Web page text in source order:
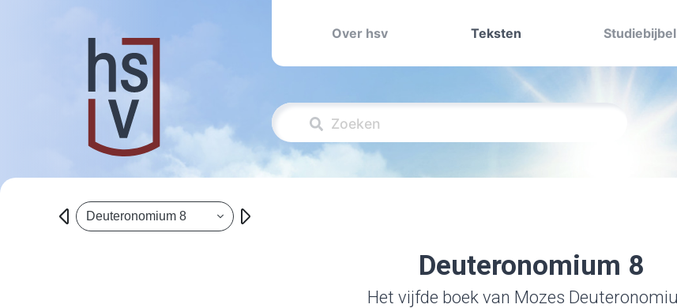
Over hsv Teksten Studiebijbel
Deuteronomium 8
Deuteronomium 8
Het vijfde boek van Mozes